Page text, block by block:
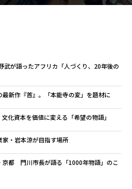
武が語ったアフリカ「人づくり、20年後の
新作『首』。「本能寺の変」を題材に
化資本を価値に変える「希望の物語」
・岩本涼が目指す場所
京都 門川市長が語る「1000年物語」のこ